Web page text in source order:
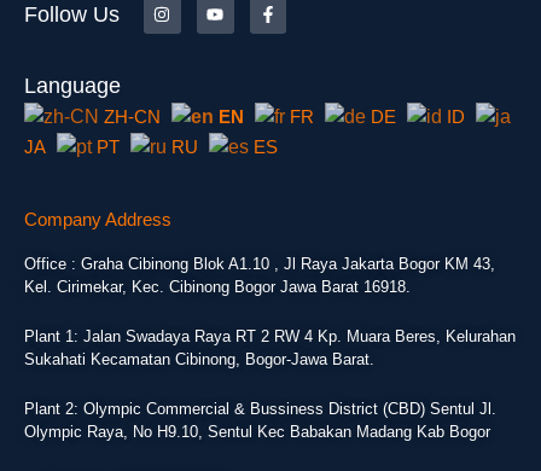
Follow Us
Language
ZH-CN EN FR DE
ID
JA
PT RU ES
Company Address
Office : Graha Cibinong Blok A1.10 , Jl Raya Jakarta Bogor KM 43,
Kel. Cirimekar, Kec. Cibinong Bogor Jawa Barat 16918.
Plant 1: Jalan Swadaya Raya RT 2 RW 4 Kp. Muara Beres, Kelurahan
Sukahati Kecamatan Cibinong, Bogor-Jawa Barat.
Plant 2: Olympic Commercial & Bussiness District (CBD) Sentul Jl.
Olympic Raya, No H9.10, Sentul Kec Babakan Madang Kab Bogor